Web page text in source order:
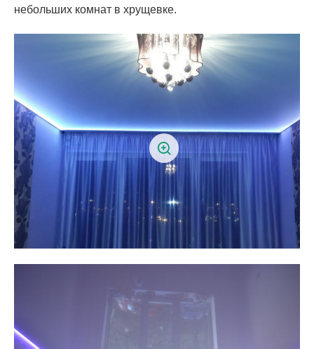
небольших комнат в хрущевке.